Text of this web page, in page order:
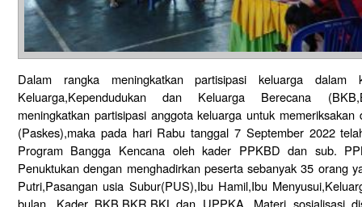
Dalam rangka meningkatkan partisipasi keluarga dalam
Keluarga,Kependudukan dan Keluarga Berecana
meningkatkan partisipasi anggota keluarga untuk
(Paskes),maka pada hari Rabu tanggal 7 September 2022
Program Bangga Kencana oleh kader PPKBD dan sub.
Penuktukan dengan menghadirkan peserta sebanyak 35 orang
Putri,Pasangan usia Subur(PUS),Ibu Hamil,Ibu